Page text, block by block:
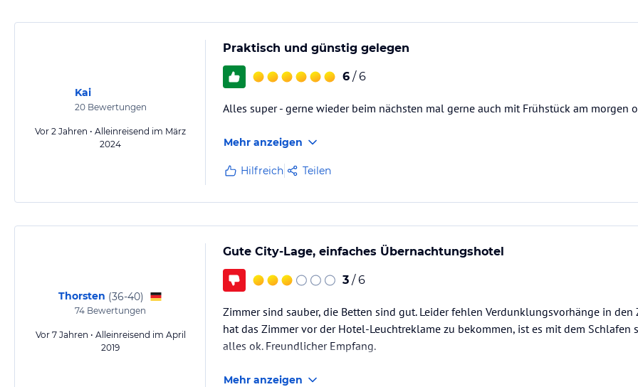
Kai
20Bewertungen
Vor 2 Jahren • Alleinreisend im März
2024
Praktisch und günstig gelegen
6 / 6
Alles super - gerne wieder beim nächsten mal gerne auch mit Frühstück am morgen
Mehr anzeigen
Hilfreich Teilen
Thorsten (36-40)
74 Bewertungen
Vor 7 Jahren • Alleinreisend im April
2019
Gute City-Lage, einfaches Übernachtungshotel
3 / 6
Zimmer sind sauber, die Betten sind gut. Leider fehlen Verdunklungsvorhänge in den
hat das Zimmer vor der Hotel-Leuchtreklame zu bekommen, ist es mit dem Schlafen
alles ok. Freundlicher Empfang.
Mehr anzeigen